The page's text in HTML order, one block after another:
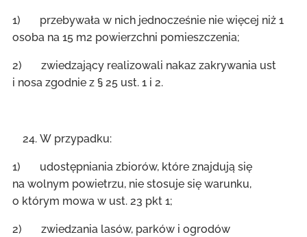
1) przebywała w nich jednocześnie nie więcej niż 1
osoba na 15 m2 powierzchni pomieszczenia;
2) zwiedzający realizowali nakaz zakrywania ust
i nosa zgodnie z § 25 ust. 1 i 2.
W przypadku:
1) udostępniania zbiorów, które znajdują się
na wolnym powietrzu, nie stosuje się warunku,
o którym mowa w ust. 23 pkt 1;
2) zwiedzania lasów, parków i ogrodów